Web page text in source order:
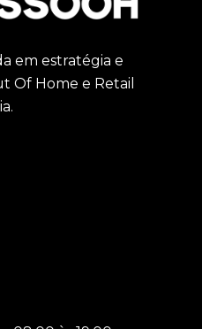
em estratégia e
Of Home e Retail